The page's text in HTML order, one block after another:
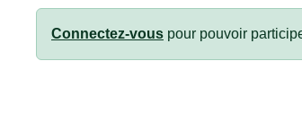
Connectez-vous pour pouvoir